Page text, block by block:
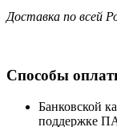
Доставка по всей
Способы
Банковской
поддержке